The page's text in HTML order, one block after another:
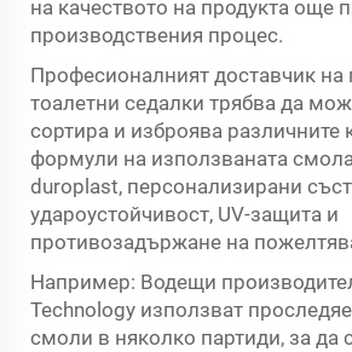
на качеството на продукта още
производствения процес.
Професионалният доставчик на
тоалетни седалки трябва да
сортира и изброява различните
формули на използваната смола:
duroplast, персонализирани
удароустойчивост, UV-защита и
противозадържане на
Например: Водещи
Technology използват
смоли в няколко партиди, за да